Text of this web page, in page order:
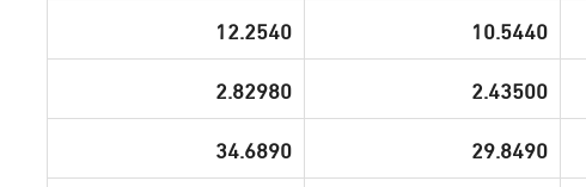
10.5440
12.2540
2.43500
2.82980
29.8490
34.6890